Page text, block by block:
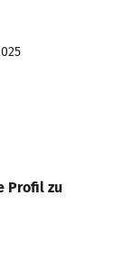
Profil zu